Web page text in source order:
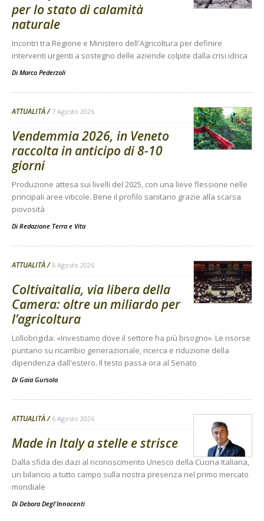
per lo stato di calamità
naturale
Incontri tra Regione e Ministero dell'Agricoltura per definire
interventi urgenti a sostegno delle aziende colpite dalla crisi idrica
Di Marco Pederzoli
ATTUALITÀ 7 Agosto 2026
Vendemmia 2026, in Veneto
raccolta in anticipo di 8-10
giorni
Produzione attesa sui livelli del 2025, con una lieve flessione nelle
principali aree viticole. Bene il profilo sanitario grazie alla scarsa
piovosità
Di Redazione Terra e Vita
ATTUALITÀ 6 Agosto 2026
Coltivaitalia, via libera della
Camera: oltre un miliardo per
l’agricoltura
Lollobrigida: «Investiamo dove il settore ha più bisogno». Le risorse
puntano su ricambio generazionale, ricerca e riduzione della
dipendenza dall'estero. Il testo passa ora al Senato
Di Gaia Gursola
ATTUALITÀ 6 Agosto 2026
Made in Italy a stelle e strisce
Dalla sfida dei dazi al riconoscimento Unesco della Cucina Italiana,
un bilancio a tutto campo sulla nostra presenza nel primo mercato
mondiale
Di Debora Degl'Innocenti